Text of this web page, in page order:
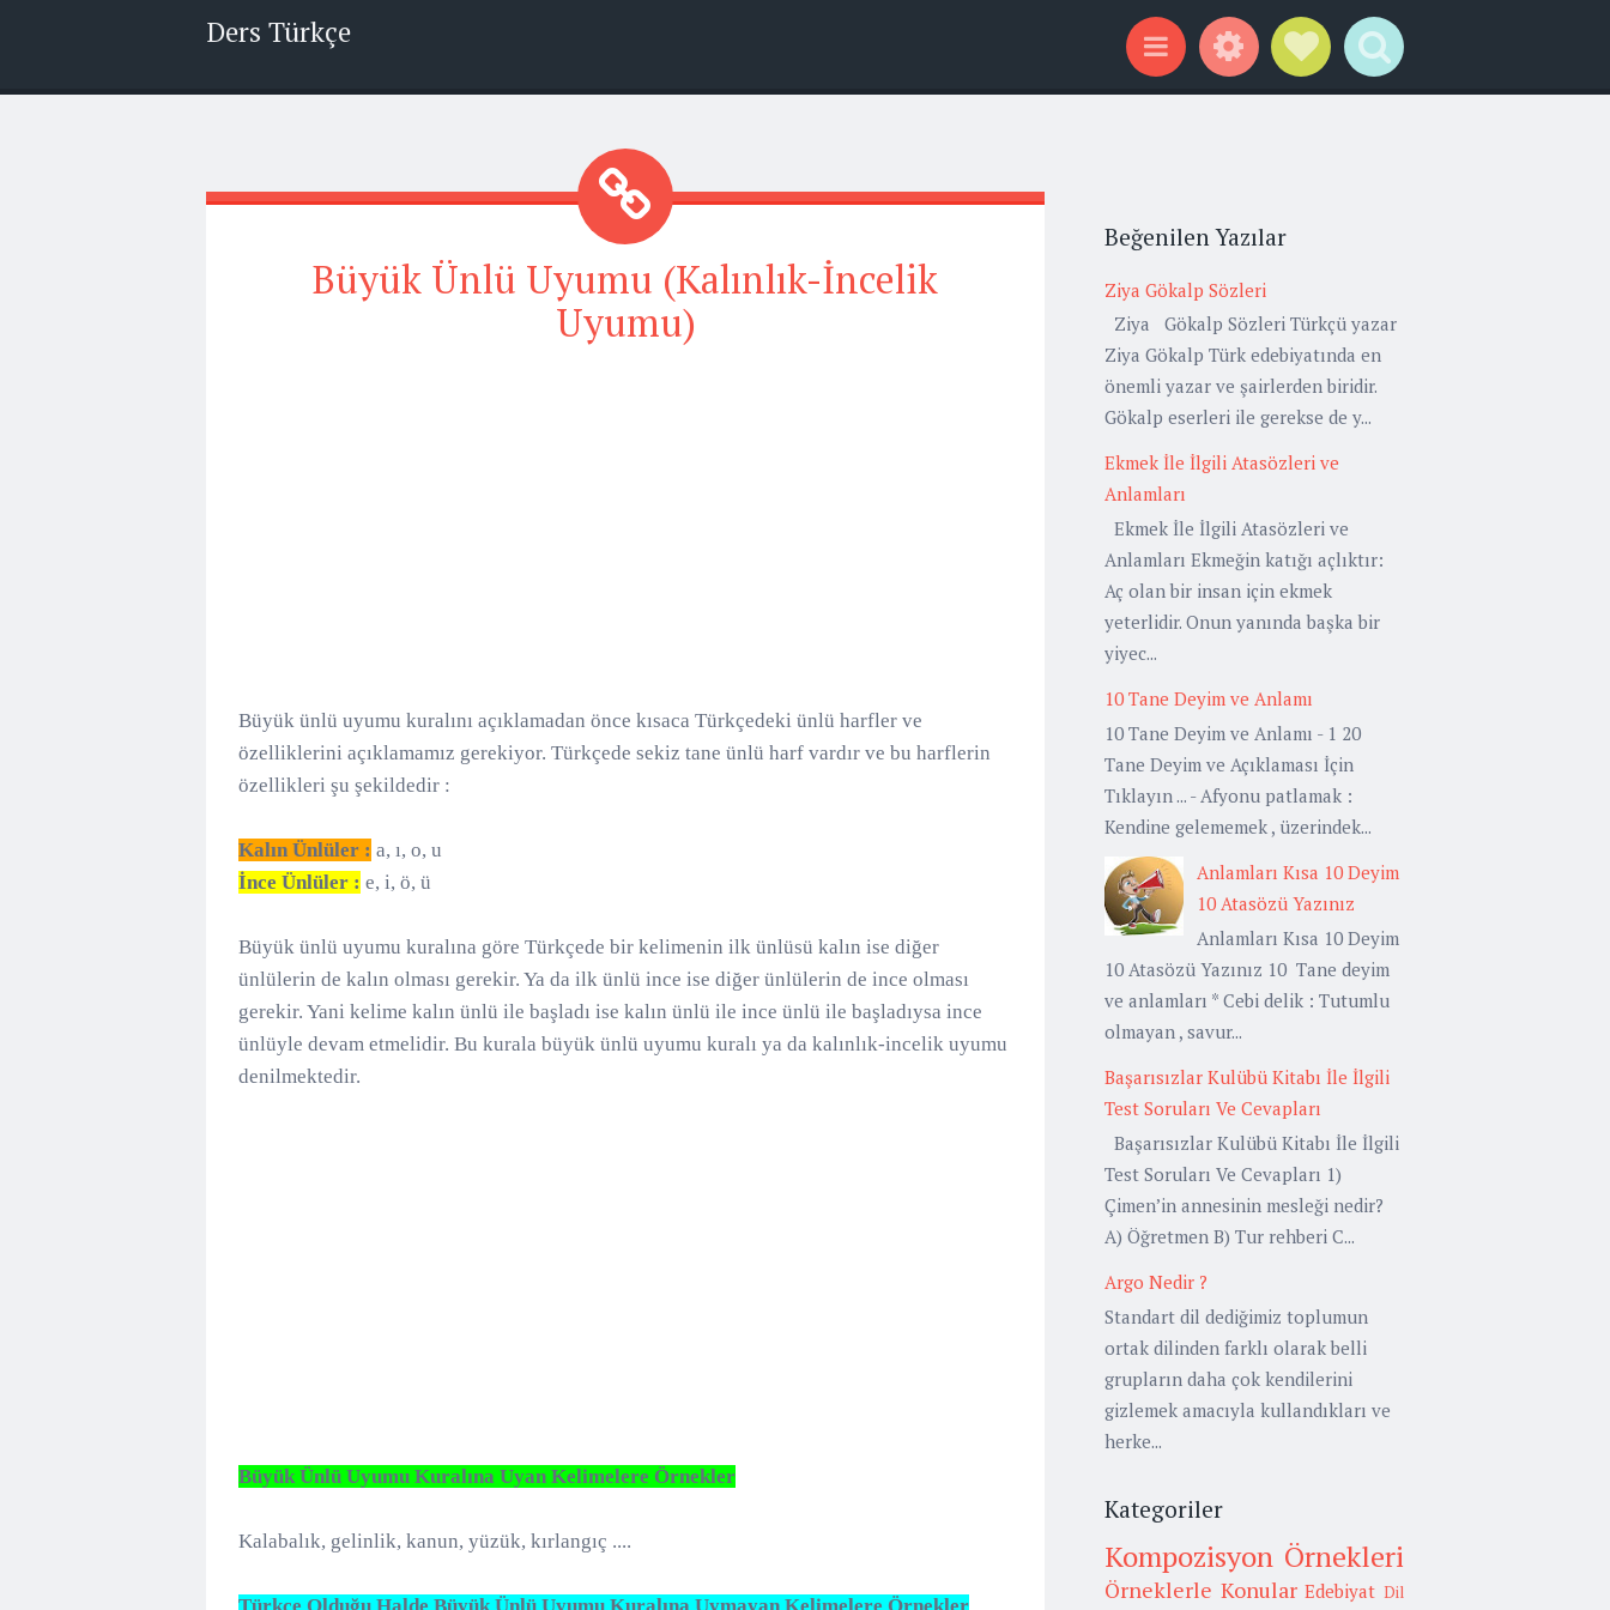
Ders Türkçe
Menu WidgetsSocial Links
Search
Büyük Ünlü Uyumu (Kalınlık-İncelik
Uyumu)
Büyük ünlü uyumu kuralını açıklamadan önce kısaca Türkçedeki ünlü harfler ve
özelliklerini açıklamamız gerekiyor. Türkçede sekiz tane ünlü harf vardır ve bu harflerin
özellikleri şu şekildedir :
Kalın Ünlüler : a, ı, o, u
İnce Ünlüler : e, i, ö, ü
Büyük ünlü uyumu kuralına göre Türkçede bir kelimenin ilk ünlüsü kalın ise diğer
ünlülerin de kalın olması gerekir. Ya da ilk ünlü ince ise diğer ünlülerin de ince olması
gerekir. Yani kelime kalın ünlü ile başladı ise kalın ünlü ile ince ünlü ile başladıysa ince
ünlüyle devam etmelidir. Bu kurala büyük ünlü uyumu kuralı ya da kalınlık-incelik uyumu
denilmektedir.
Büyük Ünlü Uyumu Kuralına Uyan Kelimelere Örnekler
Kalabalık, gelinlik, kanun, yüzük, kırlangıç ....
Beğenilen Yazılar
Ziya Gökalp Sözleri
Ziya Gökalp Sözleri Türkçü yazar
Ziya Gökalp Türk edebiyatında en
önemli yazar ve şairlerden biridir.
Gökalp eserleri ile gerekse de y...
Ekmek İle İlgili Atasözleri ve
Anlamları
Ekmek İle İlgili Atasözleri ve
Anlamları Ekmeğin katığı açlıktır:
Aç olan bir insan için ekmek
yeterlidir. Onun yanında başka bir
yiyec...
10 Tane Deyim ve Anlamı
10 Tane Deyim ve Anlamı - 1 20
Tane Deyim ve Açıklaması İçin
Tıklayın ... - Afyonu patlamak :
Kendine gelememek , üzerindek...
Anlamları Kısa 10 Deyim
10 Atasözü Yazınız
Anlamları Kısa 10 Deyim
10 Atasözü Yazınız 10 Tane deyim
ve anlamları * Cebi delik : Tutumlu
olmayan , savur...
Başarısızlar Kulübü Kitabı İle İlgili
Test Soruları Ve Cevapları
Başarısızlar Kulübü Kitabı İle İlgili
Test Soruları Ve Cevapları 1)
Çimen’in annesinin mesleği nedir?
A) Öğretmen B) Tur rehberi C...
Argo Nedir ?
Standart dil dediğimiz toplumun
ortak dilinden farklı olarak belli
grupların daha çok kendilerini
gizlemek amacıyla kullandıkları ve
herke...
Kategoriler
Kompozisyon Örnekleri
Örneklerle Konular Edebiyat Dil